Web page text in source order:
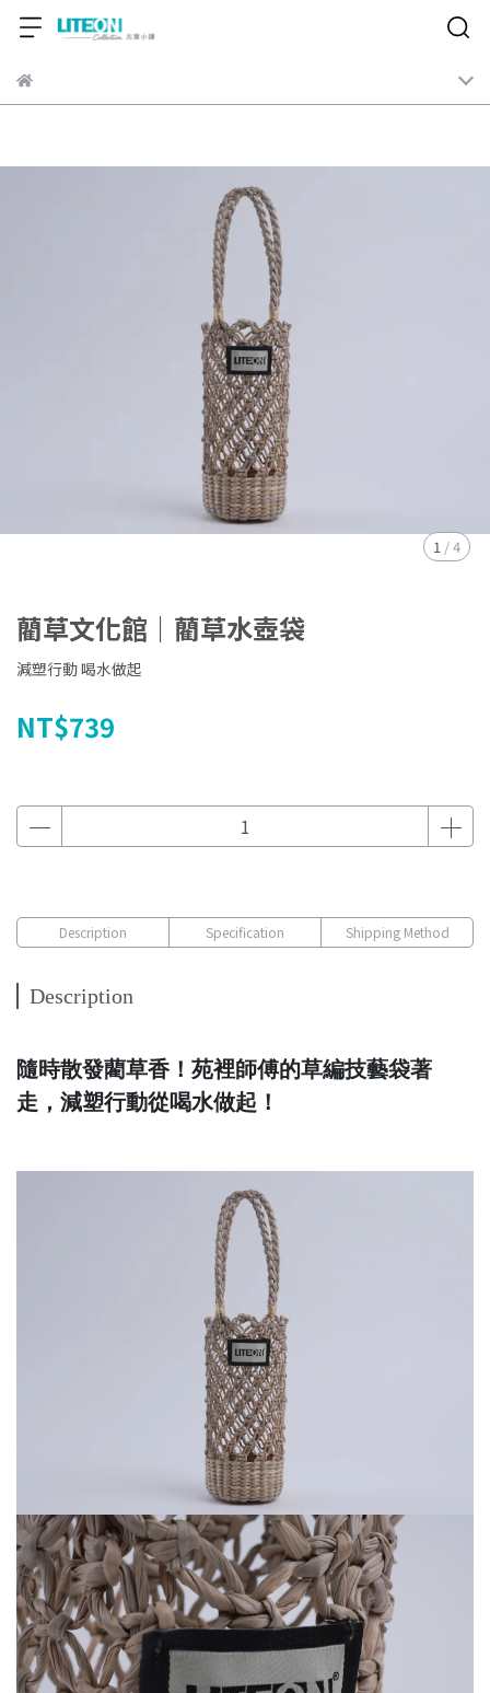
1 /4
藺草文化館｜藺草水壺袋
減塑行動 喝水做起
NT$739
Description Specification Shipping Method
Description
隨時散發藺草香！苑裡師傅的草編技藝袋著
走，減塑行動從喝水做起！